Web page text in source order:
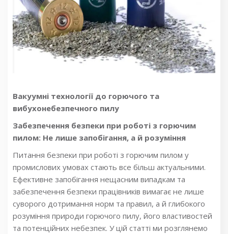
Вакуумні технології до горючого та
вибухонебезпечного пилу
Забезпечення безпеки при роботі з горючим
пилом: Не лише запобігання, а й розуміння
Питання безпеки при роботі з горючим пилом у
промислових умовах стають все більш актуальними.
Ефективне запобігання нещасним випадкам та
забезпечення безпеки працівників вимагає не лише
суворого дотримання норм та правил, а й глибокого
розуміння природи горючого пилу, його властивостей
та потенційних небезпек. У цій статті ми розглянемо